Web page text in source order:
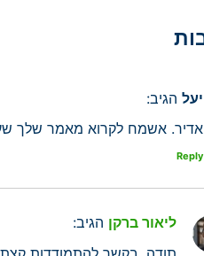
יעל הגיב:
אדיר. אשמח לקרוא מאמר שלך
Reply
ליאור ברקן הגיב: